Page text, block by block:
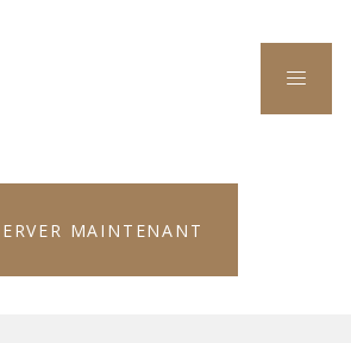
MAINTENANT